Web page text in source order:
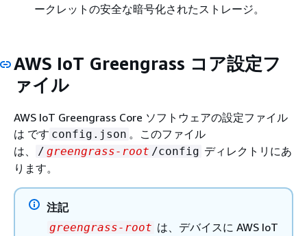
ークレットの安全な暗号化されたストレージ。
AWS IoT Greengrass コア設定フ
ァイル
AWS IoT Greengrass Core ソフトウェアの設定ファイル
は です config.json 。このファイル
は、
/ greengrass-root /config ディレクトリにあ
ります。
注記
greengrass-root は、デバイスに AWS IoT